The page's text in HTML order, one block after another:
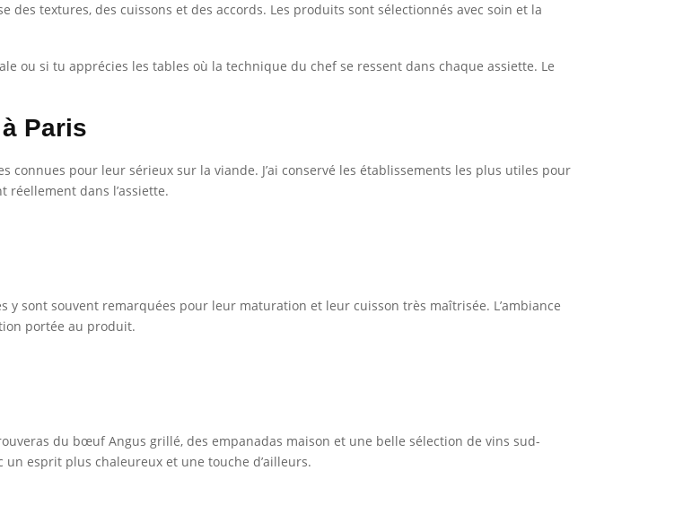
textures, des cuissons et des accords. Les produits sont sélectionnés avec soin et la
ou si tu apprécies les tables où la technique du chef se ressent dans chaque assiette. Le
Paris
connues pour leur sérieux sur la viande. J’ai conservé les établissements les plus utiles pour
réellement dans l’assiette.
sont souvent remarquées pour leur maturation et leur cuisson très maîtrisée. L’ambiance
portée au produit.
du bœuf Angus grillé, des empanadas maison et une belle sélection de vins sud-
un esprit plus chaleureux et une touche d’ailleurs.